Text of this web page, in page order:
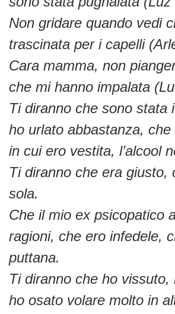
Non gridare quando vedi
trascinata per i capelli
Cara mamma, non
che mi hanno impalata
Ti diranno che sono stata
ho urlato abbastanza,
in cui ero vestita, l’alcool
Ti diranno che era giusto,
sola.
Che il mio ex psicopatico
ragioni, che ero infedele,
puttana.
Ti diranno che ho
ho osato volare molto in